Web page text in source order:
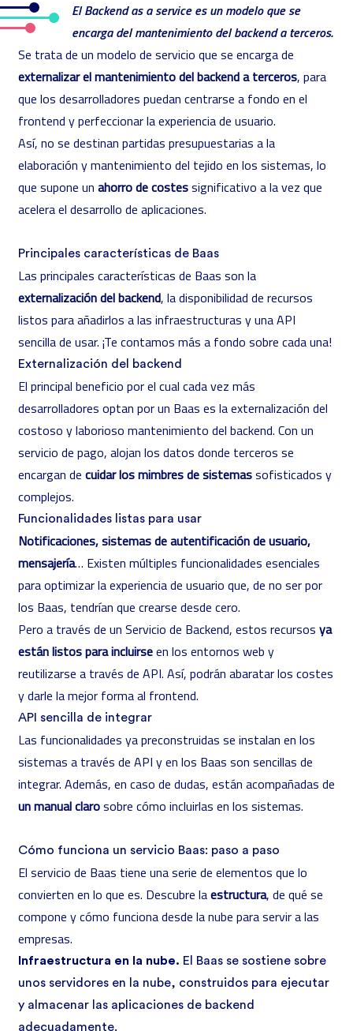
El Backend as a service es un modelo que se
encarga del mantenimiento del backend a terceros.
Se trata de un modelo de servicio que se encarga de
externalizar el mantenimiento del backend a terceros, para
que los desarrolladores puedan centrarse a fondo en el
frontend y perfeccionar la experiencia de usuario.
Así, no se destinan partidas presupuestarias a la
elaboración y mantenimiento del tejido en los sistemas, lo
que supone un ahorro de costessignificativo a la vez que
acelera el desarrollo de aplicaciones.
Principales características de Baas
Las principales características de Baas son la
externalización del backend, la disponibilidad de recursos
listos para añadirlos a las infraestructuras y una API
sencilla de usar. ¡Te contamos más a fondo sobre cada una!
Externalización del backend
El principal beneficio por el cual cada vez más
desarrolladores optan por un Baas es la externalización del
costoso y laborioso mantenimiento del backend. Con un
servicio de pago, alojan los datos donde terceros se
encargan de cuidar los mimbres de sistemassofisticados y
complejos.
Funcionalidades listas para usar
Notificaciones, sistemas de autentificación de usuario,
mensajería… Existen múltiples funcionalidades esenciales
para optimizar la experiencia de usuario que, de no ser por
los Baas, tendrían que crearse desde cero.
Pero a través de un Servicio de Backend, estos recursos ya
están listos para incluirseen los entornos web y
reutilizarse a través de API. Así, podrán abaratar los costes
y darle la mejor forma al frontend.
API sencilla de integrar
Las funcionalidades ya preconstruidas se instalan en los
sistemas a través de API y en los Baas son sencillas de
integrar. Además, en caso de dudas, están acompañadas de
un manual clarosobre cómo incluirlas en los sistemas.
Cómo funciona un servicio Baas: paso a paso
El servicio de Baas tiene una serie de elementos que lo
convierten en lo que es. Descubre laestructura, de qué se
compone y cómo funciona desde la nube para servir a las
empresas.
Infraestructura en la nube. El Baas se sostiene sobre
unos servidores en la nube, construidos para ejecutar
y almacenar las aplicaciones de backend
adecuadamente.